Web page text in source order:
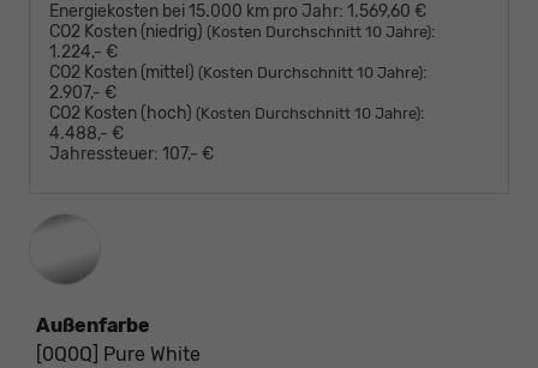
Energiekosten bei 15.000 km pro Jahr: 1.569,60 €
CO2 Kosten (niedrig) (Kosten Durchschnitt 10 Jahre):
1.224,- €
CO2 Kosten (mittel) (Kosten Durchschnitt 10 Jahre):
2.907,- €
CO2 Kosten (hoch) (Kosten Durchschnitt 10 Jahre):
4.488,- €
Jahressteuer: 107,- €
Außenfarbe
[0Q0Q] Pure White